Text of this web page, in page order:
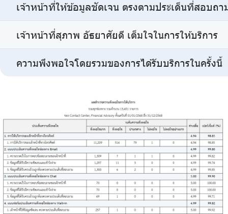
เจ้าหน้าที่ให้ข้อมูลชัดเจน ตรงตามประเด็นที่สอบถา
เจ้าหน้าที่สุภาพ อัธยาศัยดี เต็มใจในการให้บริการ
ความพึงพอใจโดยรวมของการได้รับบริการในครั้งนี้